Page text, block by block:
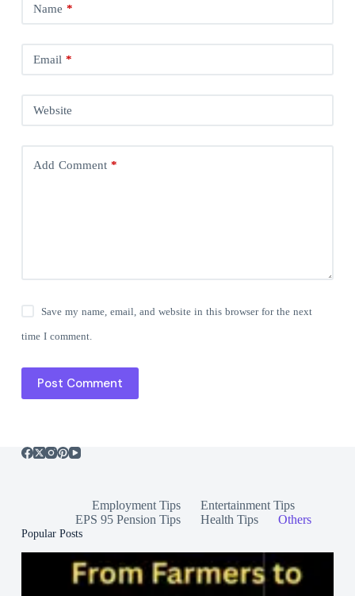
Name *
Email*
Website
Add Comment*
Save my name, email, and website in this browser for the next
time I comment.
Post Comment
Employment Tips
Entertainment Tips
EPS 95 Pension Tips
Health Tips Others
Popular Posts